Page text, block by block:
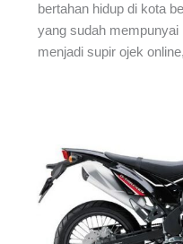
bertahan hidup di kota
yang sudah mempunyai
menjadi supir ojek